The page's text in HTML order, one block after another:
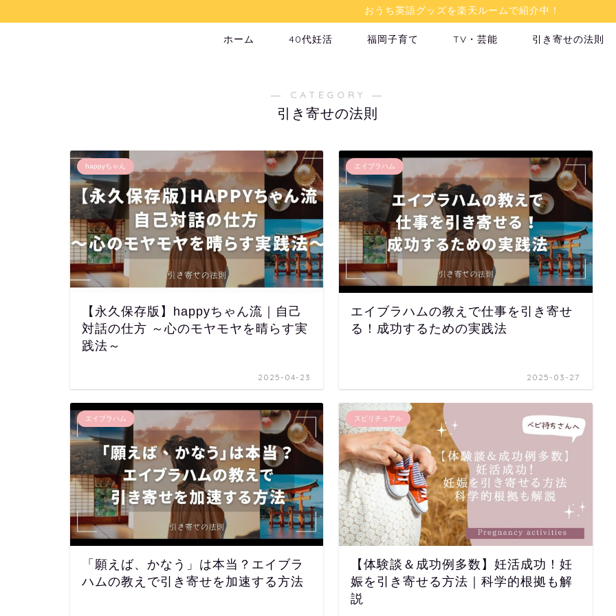
おうち英語グッズを楽天ルームで紹介中！
ホーム 40代妊活 福岡子育て TV・芸能 引き寄せの法則
― CATEGORY ―
引き寄せの法則
happyちゃん
【永久保存版】happyちゃん流｜自己
対話の仕方 ～心のモヤモヤを晴らす実
践法～
2025-04-23
エイブラハム
エイブラハムの教えで仕事を引き寄せ
る！成功するための実践法
2025-03-27
エイブラハム
「願えば、かなう」は本当？エイブラ
ハムの教えで引き寄せを加速する方法
スピリチュアル
【体験談＆成功例多数】妊活成功！妊
娠を引き寄せる方法｜科学的根拠も解
説